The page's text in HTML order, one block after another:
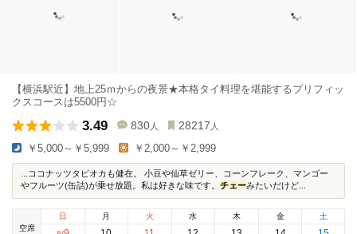
【横浜駅近】地上25ｍからの夜景★本格タイ料理を堪能するプリフィッ
クスコースは5500円☆
3.49 830 人 28217 人
￥5,000～￥5,999 ￥2,000～￥2,999
...ココナッツタピオカも健在。 小豆や仙草ゼリー、コーンフレーク、マンゴー
やフルーツ(缶詰)が乗せ放題。私は好きな味です。 チェーみたいだけど...
空席
日
月 火 水 木 金 土